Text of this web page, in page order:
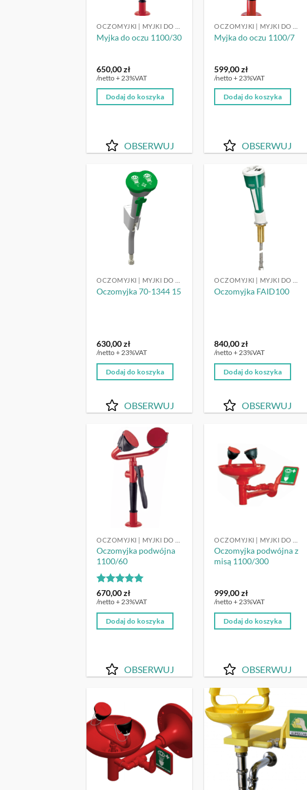
Myjka do oczu 1100/30
650,00zł
/netto + 23%VAT
Dodaj do koszyka
OBSERWUJ
Myjka do oczu 1100/7
599,00zł
/netto + 23%VAT
Dodaj do koszyka
OBSERWUJ
OBSERWUJ
Oczomyjka 70-1344 15
630,00zł
/netto + 23%VAT
Dodaj do koszyka
OBSERWUJ
Oczomyjka FAID100
840,00zł
/netto + 23%VAT
Dodaj do koszyka
OBSERWUJ
OBSERWUJ
Oczomyjka podwójna
1100/60
Oceniono
na 5
670,00zł
/netto + 23%VAT
Dodaj do koszyka
OBSERWUJ
Oczomyjka podwójna z
misą 1100/300
999,00zł
/netto + 23%VAT
Dodaj do koszyka
OBSERWUJ
OBSERWUJ OBSERWUJ